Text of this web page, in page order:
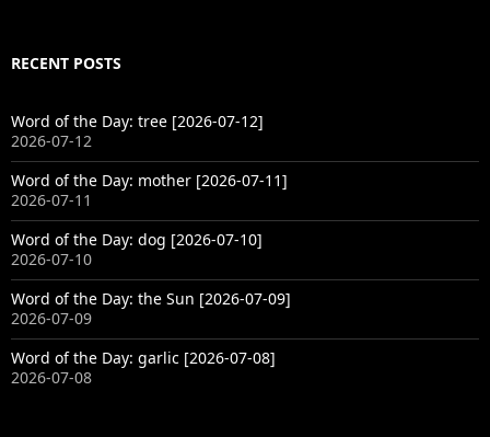
RECENT POSTS
Word of the Day: tree [2026-07-12]
2026-07-12
Word of the Day: mother [2026-07-11]
2026-07-11
Word of the Day: dog [2026-07-10]
2026-07-10
Word of the Day: the Sun [2026-07-09]
2026-07-09
Word of the Day: garlic [2026-07-08]
2026-07-08